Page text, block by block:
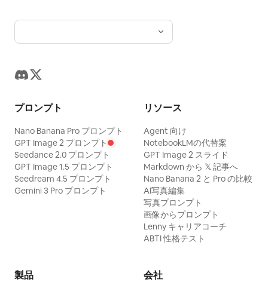
プロンプト
Nano Banana Pro プロンプト
GPT Image 2 プロンプト
Seedance 2.0 プロンプト
GPT Image 1.5 プロンプト
Seedream 4.5 プロンプト
Gemini 3 Pro プロンプト
リソース
Agent 向け
NotebookLMの代替案
GPT Image 2 スライド
Markdown から 𝕏 記事へ
Nano Banana 2 と Pro の比較
AI写真編集
写真プロンプト
画像からプロンプト
Lenny キャリアコーチ
ABTI 性格テスト
製品 会社